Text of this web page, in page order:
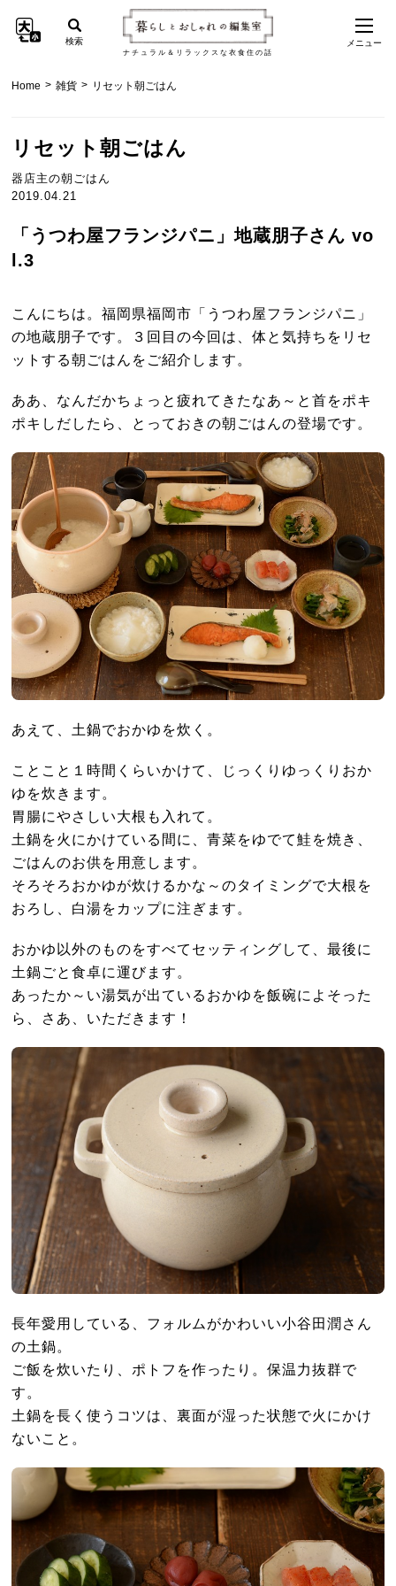
ナチュラル＆リラックスな衣食住の話
検索 メニュー
Home > 雑貨 > リセット朝ごはん
リセット朝ごはん
器店主の朝ごはん
2019.04.21
「うつわ屋フランジパニ」地蔵朋子さん vo
l.3
こんにちは。福岡県福岡市「うつわ屋フランジパニ」
の地蔵朋子です。３回目の今回は、体と気持ちをリセ
ットする朝ごはんをご紹介します。
ああ、なんだかちょっと疲れてきたなあ～と首をポキ
ポキしだしたら、とっておきの朝ごはんの登場です。
あえて、土鍋でおかゆを炊く。
ことこと１時間くらいかけて、じっくりゆっくりおか
ゆを炊きます。
胃腸にやさしい大根も入れて。
土鍋を火にかけている間に、青菜をゆでて鮭を焼き、
ごはんのお供を用意します。
そろそろおかゆが炊けるかな～のタイミングで大根を
おろし、白湯をカップに注ぎます。
おかゆ以外のものをすべてセッティングして、最後に
土鍋ごと食卓に運びます。
あったか～い湯気が出ているおかゆを飯碗によそった
ら、さあ、いただきます！
長年愛用している、フォルムがかわいい小谷田潤さん
の土鍋。
ご飯を炊いたり、ポトフを作ったり。保温力抜群で
す。
土鍋を長く使うコツは、裏面が湿った状態で火にかけ
ないこと。